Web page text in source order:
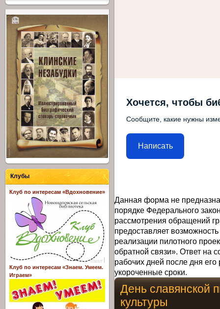
Хочется, чтобы
Сообщите, какие нужны
Написать
Данная форма не
порядке Федерального
рассмотрения обращений
предоставляет
реализации пилотного
обратной связи». Ответ на
рабочих дней после дня
укороченные сроки.
День славянской
культуры
Клубы
Клуб по интересам «Вдохновение»
Клуб по интересам «Знаем. Умеем.
Играем»